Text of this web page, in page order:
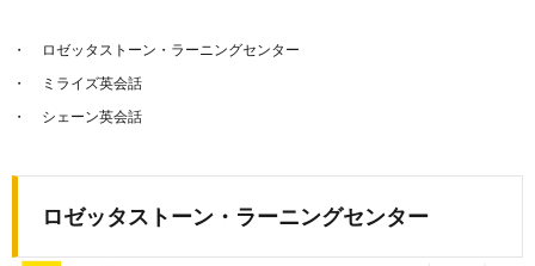
ロゼッタストーン・ラーニングセンター
ミライズ英会話
シェーン英会話
ロゼッタストーン・ラーニングセンター